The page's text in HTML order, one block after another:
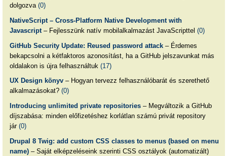
dolgozva (0)
NativeScript – Cross-Platform Native Development with
Javascript– Fejlesszünk natív mobilalkalmazást JavaScripttel (0)
GitHub Security Update: Reused password attack– Érdemes
bekapcsolni a kétfaktoros azonosítást, ha a GitHub jelszavunkat más
oldalakon is újra felhasználtuk (17)
UX Design könyv– Hogyan tervezz felhasználóbarát és szerethető
alkalmazásokat? (0)
Introducing unlimited private repositories– Megváltozik a GitHub
díjszabása: minden előfizetéshez korlátlan számú privát repository
jár (0)
Drupal 8 Twig: add custom CSS classes to menus (based on menu
name)– Saját elképzeléseink szerinti CSS osztályok (automatizált)